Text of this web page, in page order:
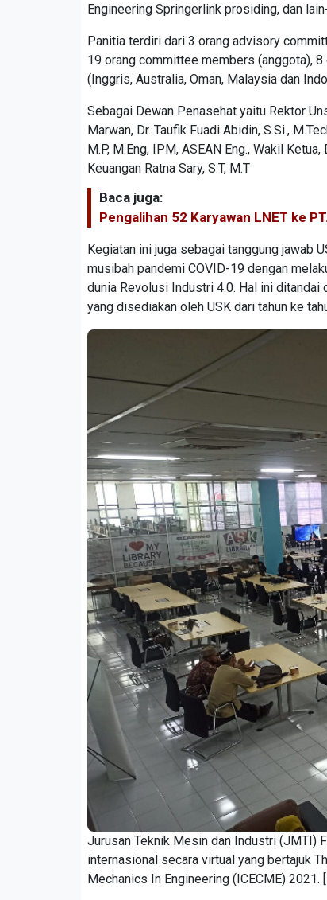
Engineering Springerlink prosiding, dan
Panitia terdiri dari 3 orang advisory
19 orang committee members (anggota),
(Inggris, Australia, Oman, Malaysia dan
Sebagai Dewan Penasehat yaitu Rektor
Marwan, Dr. Taufik Fuadi Abidin, S.Si.,
M.P, M.Eng, IPM, ASEAN Eng., Wakil
Keuangan Ratna Sary, S.T, M.T
Baca juga:
Pengalihan 52 Karyawan LNET ke
Kegiatan ini juga sebagai tanggung jawab
musibah pandemi COVID-19 dengan
dunia Revolusi Industri 4.0. Hal ini
yang disediakan oleh USK dari tahun ke
Jurusan Teknik Mesin dan Industri (JMTI)
internasional secara virtual yang bertajuk
Mechanics In Engineering (ICECME) 2021.